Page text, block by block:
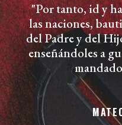
"Por tanto, id y
las naciones,
del Padre y del
enseñándoles a